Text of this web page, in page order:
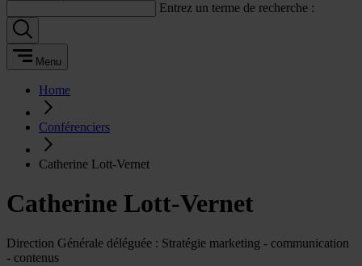
Entrez un terme de recherche :
Menu
Home
Conférenciers
Catherine Lott-Vernet
Catherine Lott-Vernet
Direction Générale déléguée : Stratégie marketing - communication
- contenus